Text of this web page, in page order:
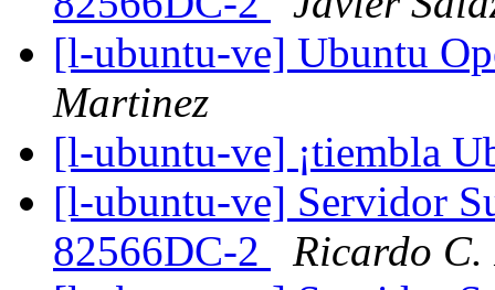
[l-ubuntu-ve] Ubuntu
Martinez
[l-ubuntu-ve] ¡tiembla
[l-ubuntu-ve] Servidor
82566DC-2
Ricardo C.